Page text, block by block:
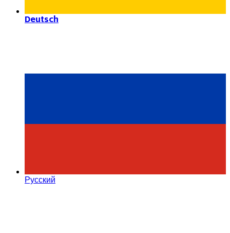
Deutsch
Русский